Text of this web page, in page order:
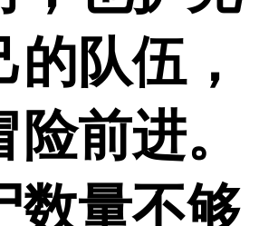
的队伍，
前进。
数量不够